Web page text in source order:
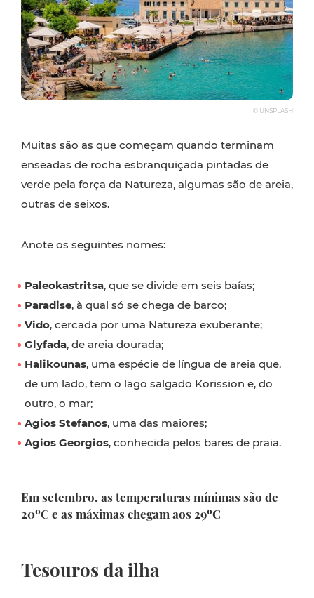
© UNSPLASH
Muitas são as que começam quando terminam
enseadas de rocha esbranquiçada pintadas de
verde pela força da Natureza, algumas são de areia,
outras de seixos.
Anote os seguintes nomes:
Paleokastritsa, que se divide em seis baías;
Paradise, à qual só se chega de barco;
Vido, cercada por uma Natureza exuberante;
Glyfada, de areia dourada;
Halikounas, uma espécie de língua de areia que,
de um lado, tem o lago salgado Korission e, do
outro, o mar;
Agios Stefanos, uma das maiores;
Agios Georgios, conhecida pelos bares de praia.
Em setembro, as temperaturas mínimas são de
20ºC e as máximas chegam aos 29ºC
Tesouros da ilha